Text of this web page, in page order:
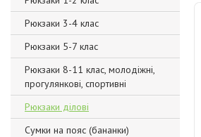
Рюкзаки 3-4 клас
Рюкзаки 5-7 клас
Рюкзаки 8-11 клас, молодіжні,
прогулянкові, спортивні
Рюкзаки ділові
Сумки на пояс (бананки)